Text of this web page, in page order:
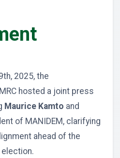
2025, the
hosted a joint press
Maurice Kamto and
of MANIDEM, clarifying
ahead of the